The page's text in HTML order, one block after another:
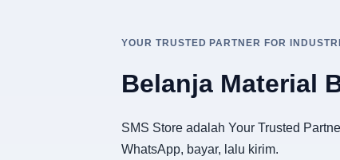
YOUR TRUSTED PARTNER FOR
Belanja Material
SMS Store adalah Your Trusted
WhatsApp, bayar, lalu kirim.